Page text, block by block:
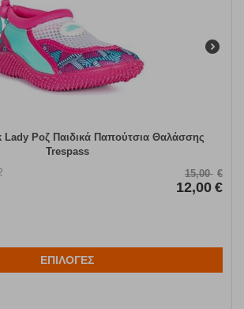
Ροζ Παιδικά Παπούτσια Θαλάσσης
Trespass
15,00 €
12,00 €
ΕΠΙΛΟΓΕΣ